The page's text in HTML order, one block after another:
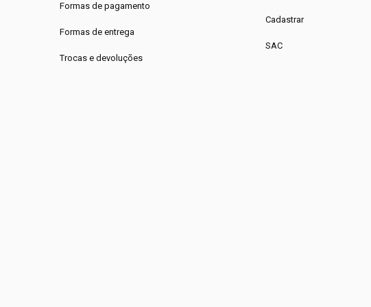
Formas de pagamento
Formas de entrega
Trocas e devoluções
Cadastrar
SAC